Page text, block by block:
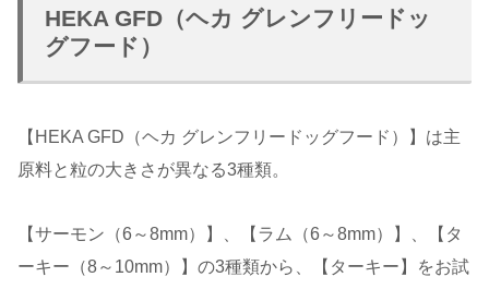
HEKA GFD（ヘカ グレンフリードッ
グフード）
【HEKA GFD（ヘカ グレンフリードッグフード）】は主
原料と粒の大きさが異なる3種類。
【サーモン（6～8mm）】、【ラム（6～8mm）】、【タ
ーキー（8～10mm）】の3種類から、【ターキー】をお試